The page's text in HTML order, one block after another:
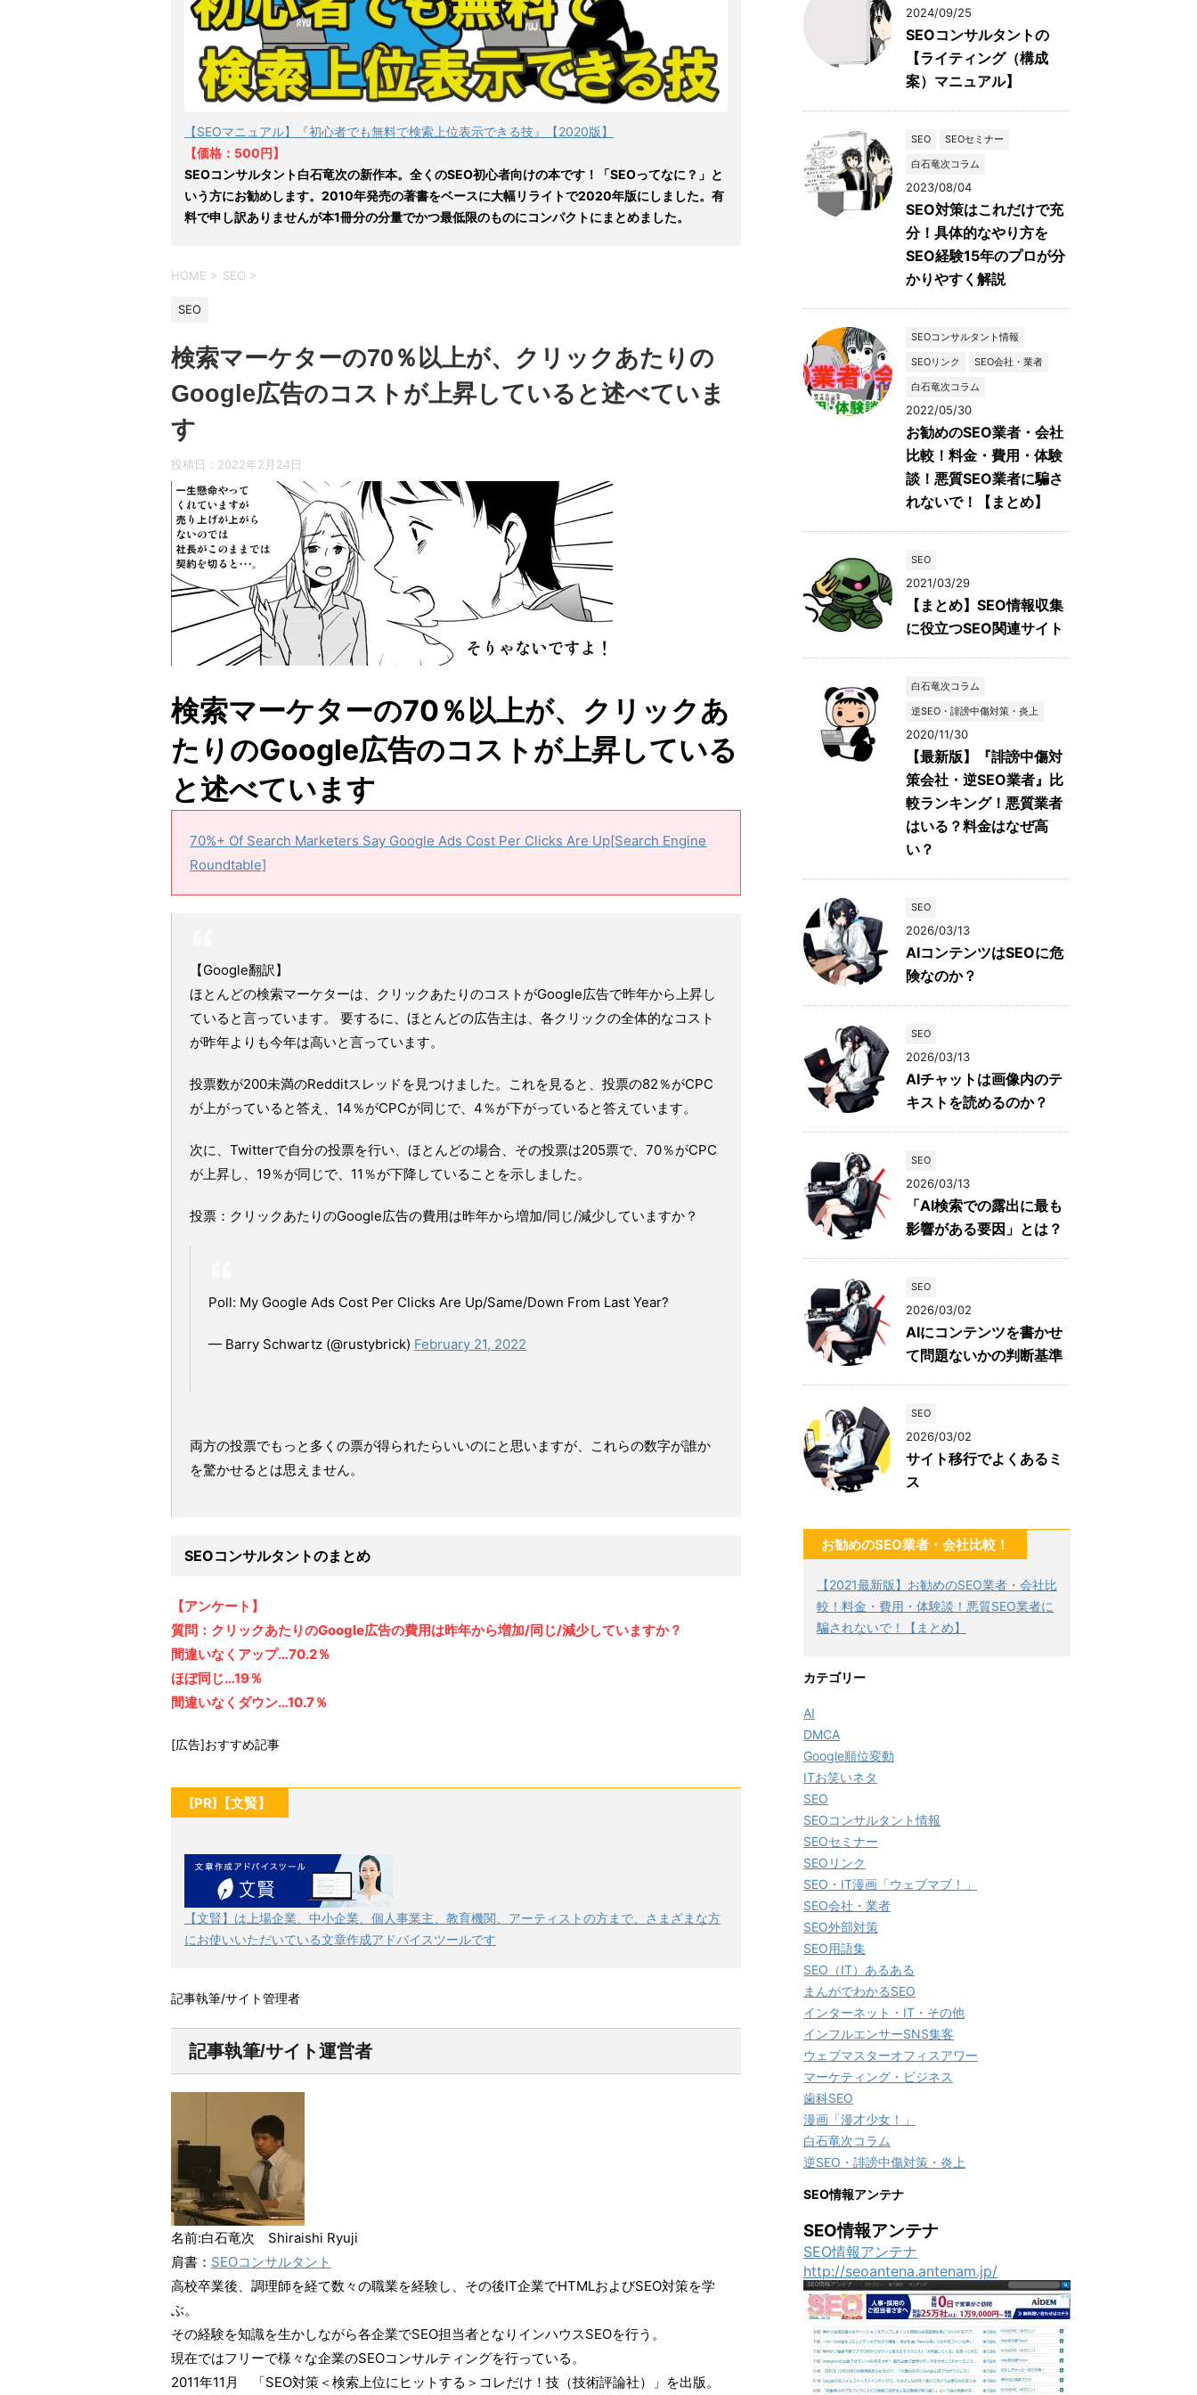
【SEOマニュアル】『初心者でも無料で検索上位表示できる技』【2020版】
【価格：500円】
SEOコンサルタント白石竜次の新作本。全くのSEO初心者向けの本です！「SEOってなに？」と
いう方にお勧めします。2010年発売の著書をベースに大幅リライトで2020年版にしました。有
料で申し訳ありませんが本1冊分の分量でかつ最低限のものにコンパクトにまとめました。
HOME > SEO >
SEO
検索マーケターの70％以上が、クリックあたりの
Google広告のコストが上昇していると述べていま
す
投稿日： 2022年2月24日
検索マーケターの70％以上が、クリックあ
たりのGoogle広告のコストが上昇している
と述べています
70%+ Of Search Marketers Say Google Ads Cost Per Clicks Are Up[Search Engine
Roundtable]
【Google翻訳】
ほとんどの検索マーケターは、クリックあたりのコストがGoogle広告で昨年から上昇し
ていると言っています。 要するに、ほとんどの広告主は、各クリックの全体的なコスト
が昨年よりも今年は高いと言っています。
投票数が200未満のRedditスレッドを見つけました。これを見ると、投票の82％がCPC
が上がっていると答え、14％がCPCが同じで、4％が下がっていると答えています。
次に、Twitterで自分の投票を行い、ほとんどの場合、その投票は205票で、70％がCPC
が上昇し、19％が同じで、11％が下降していることを示しました。
投票：クリックあたりのGoogle広告の費用は昨年から増加/同じ/減少していますか？
Poll: My Google Ads Cost Per Clicks Are Up/Same/Down From Last Year?
— Barry Schwartz (@rustybrick) February 21, 2022
両方の投票でもっと多くの票が得られたらいいのにと思いますが、これらの数字が誰か
を驚かせるとは思えません。
SEOコンサルタントのまとめ
【アンケート】
質問：クリックあたりのGoogle広告の費用は昨年から増加/同じ/減少していますか？
間違いなくアップ…70.2％
ほぼ同じ…19％
間違いなくダウン…10.7％
[広告]おすすめ記事
[PR]【文賢】
【文賢】は上場企業、中小企業、個人事業主、教育機関、アーティストの方まで、さまざまな方
にお使いいただいている文章作成アドバイスツールです
記事執筆/サイト管理者
記事執筆/サイト運営者
名前:白石竜次 Shiraishi Ryuji
肩書： SEOコンサルタント
高校卒業後、調理師を経て数々の職業を経験し、その後IT企業でHTMLおよびSEO対策を学
ぶ。
その経験を知識を生かしながら各企業でSEO担当者となりインハウスSEOを行う。
現在ではフリーで様々な企業のSEOコンサルティングを行っている。
2011年11月 「SEO対策＜検索上位にヒットする＞コレだけ！技（技術評論社）」を出版。
2024/09/25
SEOコンサルタントの
【ライティング（構成
案）マニュアル】
SEO
SEOセミナー
白石竜次コラム
2023/08/04
SEO対策はこれだけで充
分！具体的なやり方を
SEO経験15年のプロが分
かりやすく解説
SEOコンサルタント情報
SEOリンク
SEO会社・業者
白石竜次コラム
2022/05/30
お勧めのSEO業者・会社
比較！料金・費用・体験
談！悪質SEO業者に騙さ
れないで！【まとめ】
SEO
2021/03/29
【まとめ】SEO情報収集
に役立つSEO関連サイト
白石竜次コラム
逆SEO・誹謗中傷対策・炎上
2020/11/30
【最新版】『誹謗中傷対
策会社・逆SEO業者』比
較ランキング！悪質業者
はいる？料金はなぜ高
い？
SEO
2026/03/13
AIコンテンツはSEOに危
険なのか？
SEO
2026/03/13
AIチャットは画像内のテ
キストを読めるのか？
SEO
2026/03/13
「AI検索での露出に最も
影響がある要因」とは？
SEO
2026/03/02
AIにコンテンツを書かせ
て問題ないかの判断基準
SEO
2026/03/02
サイト移行でよくあるミ
ス
お勧めのSEO業者・会社比較！
【2021最新版】お勧めのSEO業者・会社比
較！料金・費用・体験談！悪質SEO業者に
騙されないで！【まとめ】
カテゴリー
AI
DMCA
Google順位変動
ITお笑いネタ
SEO
SEOコンサルタント情報
SEOセミナー
SEOリンク
SEO・IT漫画「ウェブマブ！」
SEO会社・業者
SEO外部対策
SEO用語集
SEO（IT）あるある
まんがでわかるSEO
インターネット・IT・その他
インフルエンサーSNS集客
ウェブマスターオフィスアワー
マーケティング・ビジネス
歯科SEO
漫画「漫才少女！」
白石竜次コラム
逆SEO・誹謗中傷対策・炎上
SEO情報アンテナ
SEO情報アンテナ
SEO情報アンテナ
http://seoantena.antenam.jp/